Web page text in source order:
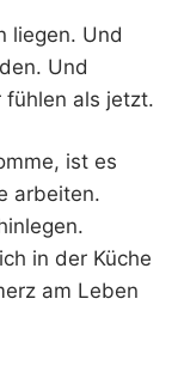
liegen. Und
Und
fühlen als jetzt.
ist es
arbeiten.
in der Küche
am Leben